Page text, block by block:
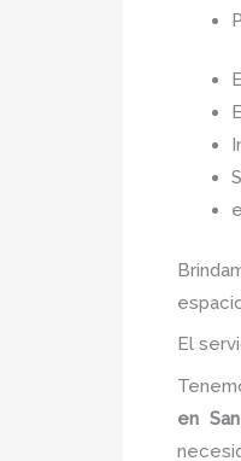
El
en